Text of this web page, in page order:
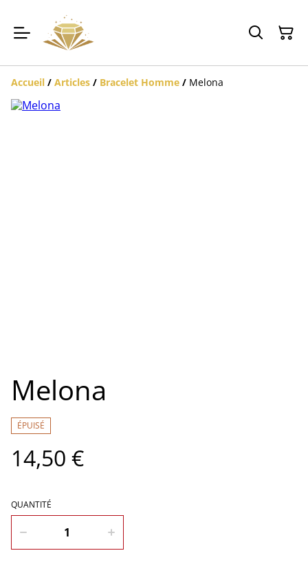
Accueil / Articles / Bracelet Homme / Melona
Melona
ÉPUISÉ
14,50 €
QUANTITÉ